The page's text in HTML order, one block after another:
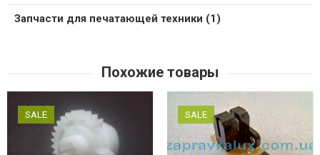
Запчасти для печатающей техники (1)
Похожие товары
SALE SALE